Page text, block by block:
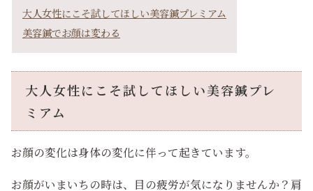
大人女性にこそ試してほしい美容鍼プレミアム
美容鍼でお顔は変わる
大人女性にこそ試してほしい美容鍼プレ
ミアム
お顔の変化は身体の変化に伴って起きています。
お顔がいまいちの時は、目の疲労が気になりませんか？肩